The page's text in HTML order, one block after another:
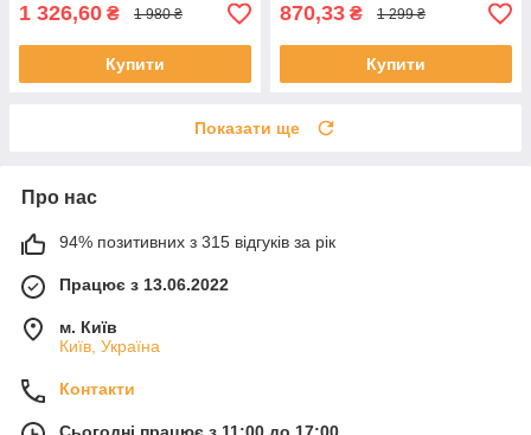
1 326,60 ₴ 1 980 ₴
Купити
870,33 ₴ 1 299 ₴
Купити
Показати ще
Про нас
94% позитивних з 315 відгуків за рік
Працює з 13.06.2022
м. Київ
Київ, Україна
Контакти